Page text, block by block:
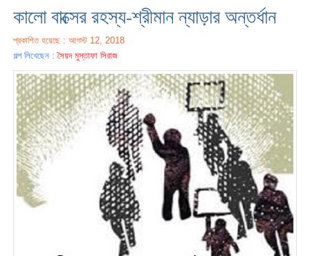
কালো বাক্সের রহস্য-শ্রীমান ন্যাড়ার অন্তর্ধান
প্রকাশিত হয়েছে : আগস্ট 12, 2018
গল্প লিখেছেন :সৈয়দ মুস্তাফা সিরাজ